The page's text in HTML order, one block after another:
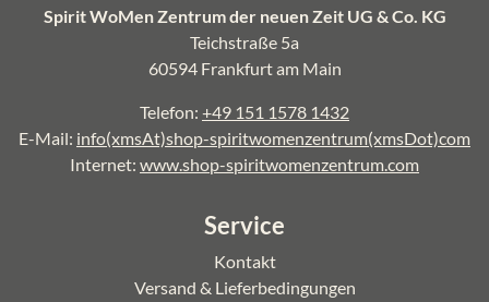
Spirit WoMen Zentrum der neuen Zeit UG & Co. KG
Teichstraße 5a
60594 Frankfurt am Main
Telefon: +49 151 1578 1432
E-Mail: info(xmsAt)shop-spiritwomenzentrum(xmsDot)com
Internet: www.shop-spiritwomenzentrum.com
Service
Kontakt
Versand & Lieferbedingungen